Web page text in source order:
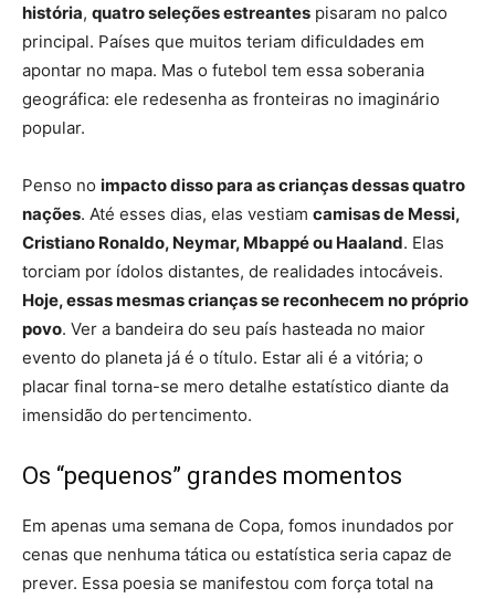
história, quatro seleções estreantes pisaram no palco
principal. Países que muitos teriam dificuldades em
apontar no mapa. Mas o futebol tem essa soberania
geográfica: ele redesenha as fronteiras no imaginário
popular.
Penso no impacto disso para as crianças dessas quatro
nações. Até esses dias, elas vestiam camisas de Messi,
Cristiano Ronaldo, Neymar, Mbappé ou Haaland. Elas
torciam por ídolos distantes, de realidades intocáveis.
Hoje, essas mesmas crianças se reconhecem no próprio
povo. Ver a bandeira do seu país hasteada no maior
evento do planeta já é o título. Estar ali é a vitória; o
placar final torna-se mero detalhe estatístico diante da
imensidão do pertencimento.
Os “pequenos” grandes momentos
Em apenas uma semana de Copa, fomos inundados por
cenas que nenhuma tática ou estatística seria capaz de
prever. Essa poesia se manifestou com força total na